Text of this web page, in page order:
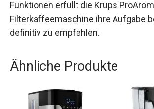
Funktionen erfüllt die Krups
Filterkaffeemaschine ihre Aufgabe
definitiv zu empfehlen.
Ähnliche Produkte